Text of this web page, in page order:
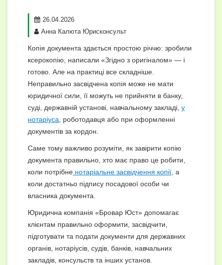
26.04.2026
Анна Калюта Юрисконсульт
Копія документа здається простою річчю: зробили
ксерокопію, написали «Згідно з оригіналом» — і
готово. Але на практиці все складніше.
Неправильно засвідчена копія може не мати
юридичної сили, її можуть не прийняти в банку,
суді, державній установі, навчальному закладі, у
нотаріуса , роботодавця або при оформленні
документів за кордон.
Саме тому важливо розуміти, як завірити копію
документа правильно, хто має право це робити,
коли потрібне нотаріальне засвідчення копії, а
коли достатньо підпису посадової особи чи
власника документа.
Юридична компанія «Бровар Юст» допомагає
клієнтам правильно оформити, засвідчити,
підготувати та подати документи для державних
органів, нотаріусів, судів, банків, навчальних
закладів, консульств та інших установ.